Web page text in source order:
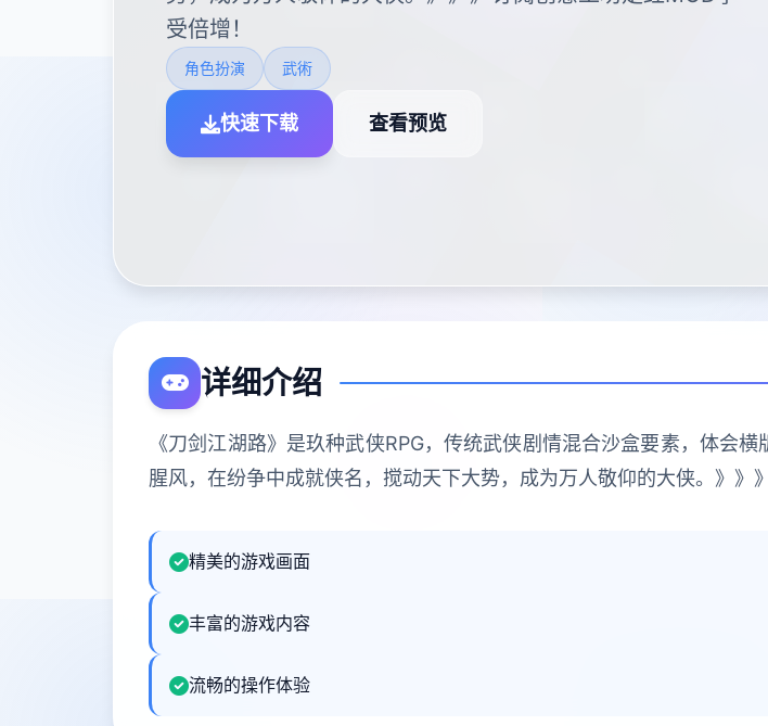
受倍增！
角色扮演 武術
快速下载 查看预览
详细介绍
《刀剑江湖路》是玖种武侠RPG，传统武侠剧情混合沙盒要素，体会
腥风，在纷争中成就侠名，搅动天下大势，成为万人敬仰的大侠。》》
精美的游戏画面
丰富的游戏内容
流畅的操作体验